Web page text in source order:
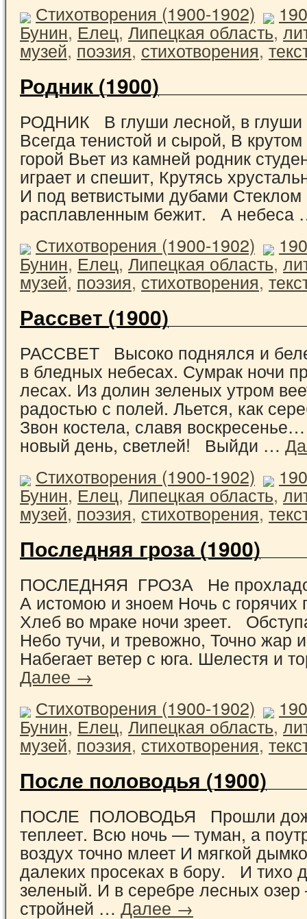
Стихотворения (1900-1902)
Бунин,Елец,Липецкая область,
музей, поэзия,стихотворения,
Родник (1900)
РОДНИК В глуши лесной, в глуши
Всегда тенистой и сырой, В крутом
горой Вьет из камней родник
играет и спешит, Крутясь
И под ветвистыми дубами Стеклом
расплавленным бежит. А
Стихотворения (1900-1902)
Бунин,Елец,Липецкая область,
музей, поэзия,стихотворения,
Рассвет (1900)
РАССВЕТ Высоко поднялся и
в бледных небесах. Сумрак ночи
лесах. Из долин зеленых утром
радостью с полей. Льется, как
Звон костела, славя
новый день, светлей! Выйди …
Стихотворения (1900-1902)
Бунин,Елец,Липецкая область,
музей, поэзия,стихотворения,
Последняя гроза (1900)
ПОСЛЕДНЯЯ ГРОЗА Не
А истомою и зноем Ночь с горячих
Хлеб во мраке ночи зреет.
Небо тучи, и тревожно, Точно жар
Набегает ветер с юга. Шелестя и
Далее →
Стихотворения (1900-1902)
Бунин,Елец,Липецкая область,
музей, поэзия,стихотворения,
После половодья (1900)
ПОСЛЕ ПОЛОВОДЬЯ Прошли
теплеет. Всю ночь — туман, а
воздух точно млеет И мягкой
далеких просеках в бору. И тихо
зеленый. И в серебре лесных
стройней … Далее →